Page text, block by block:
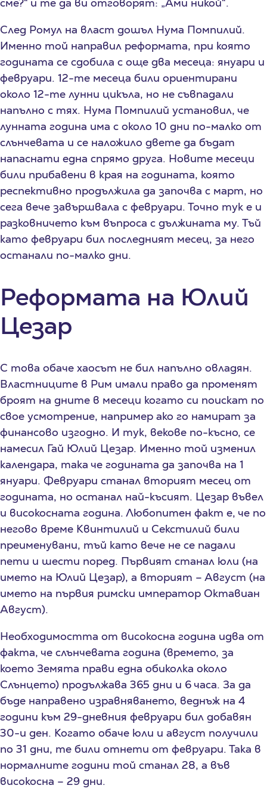
След Ромул на власт дошъл Нума Помпилий.
Именно той направил реформата, при която
годината се сдобила с още два месеца: януари и
февруари. 12-те месеца били ориентирани
около 12-те лунни цикъла, но не съвпадали
напълно с тях. Нума Помпилий установил, че
лунната година има с около 10 дни по-малко от
слънчевата и се наложило двете да бъдат
напаснати една спрямо друга. Новите месеци
били прибавени в края на годината, която
респективно продължила да започва с март, но
сега вече завършвала с февруари. Точно тук е и
разковничето към въпроса с дължината му. Тъй
като февруари бил последният месец, за него
останали по-малко дни.
Реформата на Юлий
Цезар
С това обаче хаосът не бил напълно овладян.
Властниците в Рим имали право да променят
броят на дните в месеци когато си поискат по
свое усмотрение, например ако го намират за
финансово изгодно. И тук, векове по-късно, се
намесил Гай Юлий Цезар. Именно той изменил
календара, така че годината да започва на 1
януари. Февруари станал вторият месец от
годината, но останал най-късият. Цезар въвел
и високосната година. Любопитен факт е, че по
негово време Квинтилий и Секстилий били
преименувани, тъй като вече не се падали
пети и шести поред. Първият станал юли (на
името на Юлий Цезар), а вторият – Август (на
името на първия римски император Октавиан
Август).
Необходимостта от високосна година идва от
факта, че слънчевата година (времето, за
което Земята прави една обиколка около
Слънцето) продължава 365 дни и 6 часа. За да
бъде направено изравняването, веднъж на 4
години към 29-дневния февруари бил добавян
30-и ден. Когато обаче юли и август получили
по 31 дни, те били отнети от февруари. Така в
нормалните години той станал 28, а във
високосна – 29 дни.